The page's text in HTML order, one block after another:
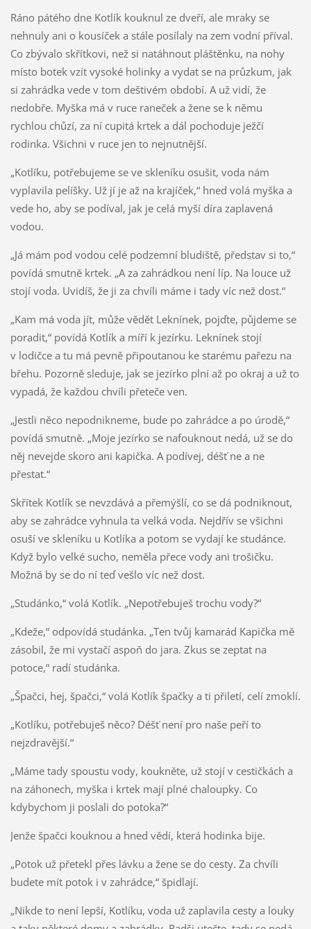
Ráno pátého dne Kotlík kouknul ze dveří, ale mraky se
nehnuly ani o kousíček a stále posílaly na zem vodní příval.
Co zbývalo skřítkovi, než si natáhnout pláštěnku, na nohy
místo botek vzít vysoké holinky a vydat se na průzkum, jak
si zahrádka vede v tom deštivém období. A už vidí, že
nedobře. Myška má v ruce raneček a žene se k němu
rychlou chůzí, za ní cupitá krtek a dál pochoduje ježčí
rodinka. Všichni v ruce jen to nejnutnější.
„Kotlíku, potřebujeme se ve skleníku osušit, voda nám
vyplavila pelíšky. Už jí je až na krajíček,“ hned volá myška a
vede ho, aby se podíval, jak je celá myší díra zaplavená
vodou.
„Já mám pod vodou celé podzemní bludiště, představ si to,“
povídá smutně krtek. „A za zahrádkou není líp. Na louce už
stojí voda. Uvidíš, že ji za chvíli máme i tady víc než dost.“
„Kam má voda jít, může vědět Leknínek, pojďte, půjdeme se
poradit,“ povídá Kotlík a míří k jezírku. Leknínek stojí
v lodičce a tu má pevně připoutanou ke starému pařezu na
břehu. Pozorně sleduje, jak se jezírko plní až po okraj a už to
vypadá, že každou chvíli přeteče ven.
„Jestli něco nepodnikneme, bude po zahrádce a po úrodě,“
povídá smutně. „Moje jezírko se nafouknout nedá, už se do
něj nevejde skoro ani kapička. A podívej, déšť ne a ne
přestat.“
Skřítek Kotlík se nevzdává a přemýšlí, co se dá podniknout,
aby se zahrádce vyhnula ta velká voda. Nejdřív se všichni
osuší ve skleníku u Kotlíka a potom se vydají ke studánce.
Když bylo velké sucho, neměla přece vody ani trošičku.
Možná by se do ní teď vešlo víc než dost.
„Studánko,“ volá Kotlík. „Nepotřebuješ trochu vody?“
„Kdeže,“ odpovídá studánka. „Ten tvůj kamarád Kapička mě
zásobil, že mi vystačí aspoň do jara. Zkus se zeptat na
potoce,“ radí studánka.
„Špačci, hej, špačci,“ volá Kotlík špačky a ti přiletí, celí zmoklí.
„Kotlíku, potřebuješ něco? Déšť není pro naše peří to
nejzdravější.“
„Máme tady spoustu vody, koukněte, už stojí v cestičkách a
na záhonech, myška i krtek mají plné chaloupky. Co
kdybychom ji poslali do potoka?“
Jenže špačci kouknou a hned vědí, která hodinka bije.
„Potok už přetekl přes lávku a žene se do cesty. Za chvíli
budete mít potok i v zahrádce,“ špidlají.
„Nikde to není lepší, Kotlíku, voda už zaplavila cesty a louky